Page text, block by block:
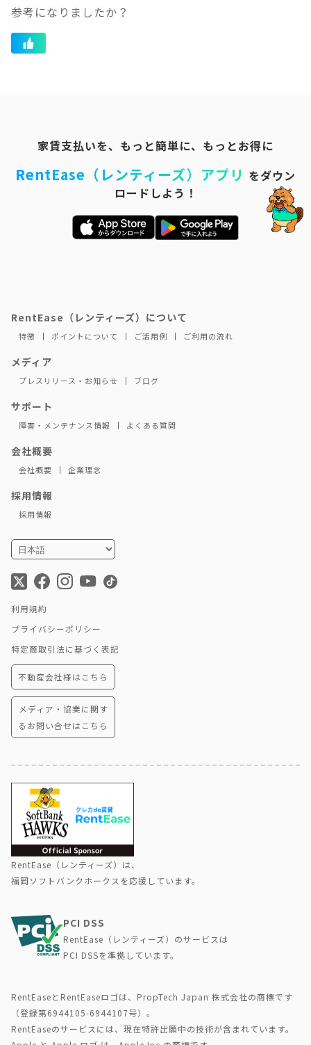
参考になりましたか？
家賃支払いを、もっと簡単に、もっとお得に
RentEase（レンティーズ）アプリ をダウン
ロードしよう！
RentEase（レンティーズ）について
特徴 ポイントについて ご活用例 ご利用の流れ
メディア
プレスリリース・お知らせ ブログ
サポート
障害・メンテナンス情報 よくある質問
会社概要
会社概要 企業理念
採用情報
採用情報
利用規約
プライバシーポリシー
特定商取引法に基づく表記
不動産会社様はこちら
メディア・協業に関す
るお問い合せはこちら
RentEase（レンティーズ）は、
福岡ソフトバンクホークスを応援しています。
PCI DSS
RentEase（レンティーズ）のサービスは
PCI DSSを準拠しています。
RentEaseとRentEaseロゴは、PropTech Japan 株式会社の商標です
（登録第6944105-6944107号）。
RentEaseのサービスには、現在特許出願中の技術が含まれています。